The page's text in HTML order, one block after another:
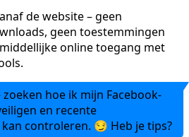
de website – geen
geen toestemmingen
online toegang met
hoe ik mijn Facebook-
en recente
controleren. 😏 Heb je tips?